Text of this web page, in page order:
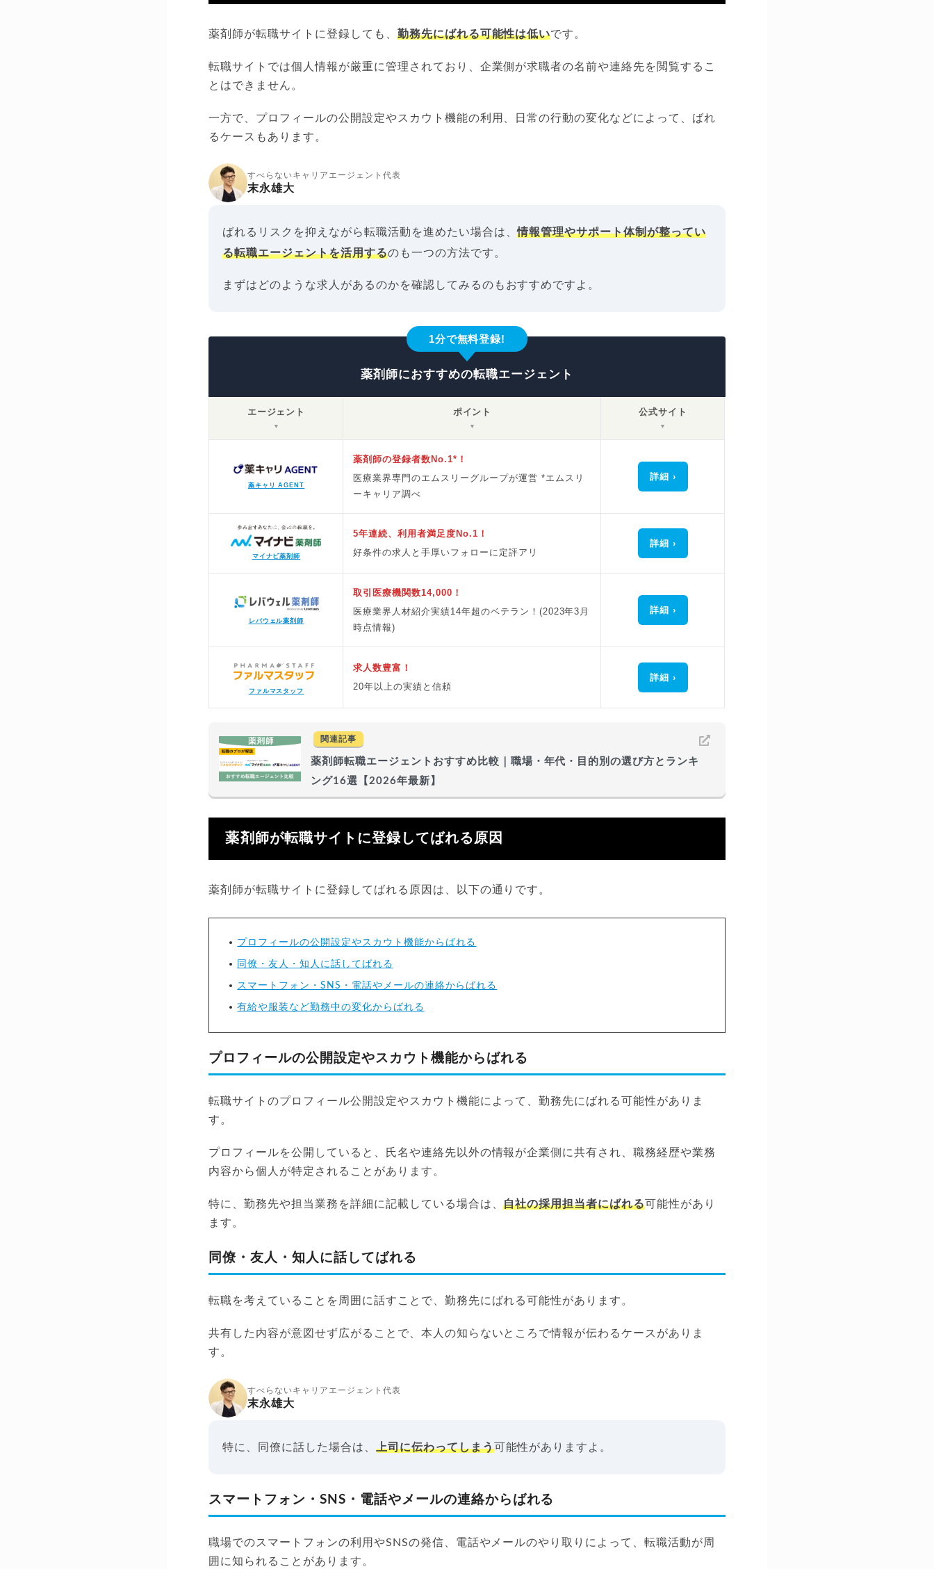
薬剤師が転職サイトに登録しても、 勤務先にばれる可能性は低いです。
転職サイトでは個人情報が厳重に管理されており、企業側が求職者の名前や連絡先を閲覧するこ
とはできません。
一方で、プロフィールの公開設定やスカウト機能の利用、日常の行動の変化などによって、ばれ
るケースもあります。
すべらないキャリアエージェント代表
末永雄大
ばれるリスクを抑えながら転職活動を進めたい場合は、情報管理やサポート体制が整ってい
る転職エージェントを活用するのも一つの方法です。
まずはどのような求人があるのかを確認してみるのもおすすめですよ。
1分で無料登録!
薬剤師におすすめの転職エージェント
エージェント
▼
ポイント
▼
公式サイト
▼
薬キャリ AGENT
薬剤師の登録者数No.1*！
医療業界専門のエムスリーグループが運営 *エムスリ
ーキャリア調べ
詳細
マイナビ薬剤師
5年連続、利用者満足度No.1！
好条件の求人と手厚いフォローに定評アリ
詳細
レバウェル薬剤師
取引医療機関数14,000！
医療業界人材紹介実績14年超のベテラン！(2023年3月
時点情報)
詳細
ファルマスタッフ
求人数豊富！
20年以上の実績と信頼
詳細
関連記事
薬剤師転職エージェントおすすめ比較｜職場・年代・目的別の選び方とランキ
ング16選【2026年最新】
薬剤師が転職サイトに登録してばれる原因
薬剤師が転職サイトに登録してばれる原因は、以下の通りです。
プロフィールの公開設定やスカウト機能からばれる
同僚・友人・知人に話してばれる
スマートフォン・SNS・電話やメールの連絡からばれる
有給や服装など勤務中の変化からばれる
プロフィールの公開設定やスカウト機能からばれる
転職サイトのプロフィール公開設定やスカウト機能によって、勤務先にばれる可能性がありま
す。
プロフィールを公開していると、氏名や連絡先以外の情報が企業側に共有され、職務経歴や業務
内容から個人が特定されることがあります。
特に、勤務先や担当業務を詳細に記載している場合は、自社の採用担当者にばれる可能性があり
ます。
同僚・友人・知人に話してばれる
転職を考えていることを周囲に話すことで、勤務先にばれる可能性があります。
共有した内容が意図せず広がることで、本人の知らないところで情報が伝わるケースがありま
す。
すべらないキャリアエージェント代表
末永雄大
特に、同僚に話した場合は、 上司に伝わってしまう可能性がありますよ。
スマートフォン・SNS・電話やメールの連絡からばれる
職場でのスマートフォンの利用やSNSの発信、電話やメールのやり取りによって、転職活動が周
囲に知られることがあります。